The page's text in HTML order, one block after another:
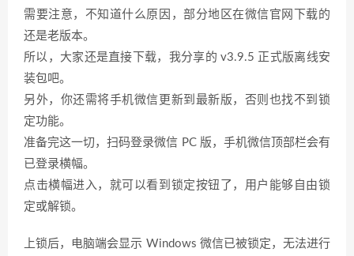
需要注意，不知道什么原因，部分地区在微信官网下载的
还是老版本。
所以，大家还是直接下载，我分享的 v3.9.5 正式版离线安
装包吧。
另外，你还需将手机微信更新到最新版，否则也找不到锁
定功能。
准备完这一切，扫码登录微信 PC 版，手机微信顶部栏会有
已登录横幅。
点击横幅进入，就可以看到锁定按钮了，用户能够自由锁
定或解锁。
上锁后，电脑端会显示 Windows 微信已被锁定，无法进行